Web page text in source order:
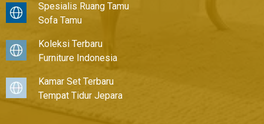
Spesialis Ruang Tamu
Sofa Tamu
Koleksi Terbaru
Furniture Indonesia
Kamar Set Terbaru
Tempat Tidur Jepara